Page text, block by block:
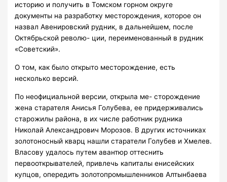
историю и получить в Томском горном округе
документы на разработку месторождения, которое он
назвал Авенировский рудник, в дальнейшем, после
Октябрьской револю- ции, переименованный в рудник
«Советский».
О том, как было открыто месторождение, есть
несколько версий.
По неофициальной версии, открыла ме- сторождение
жена старателя Анисья Голубева, ее придерживались
старожилы района, в их числе работник рудника
Николай Александрович Морозов. В других источниках
золотоносный кварц нашли старатели Голубев и Хмелев.
Власову удалось путем авантюр оттеснить
первооткрывателей, привлечь капиталы енисейских
купцов, опередить золотопромышленников Алтынбаева